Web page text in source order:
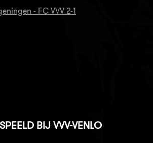
- FC VVV 2-1
BIJ VVV-VENLO